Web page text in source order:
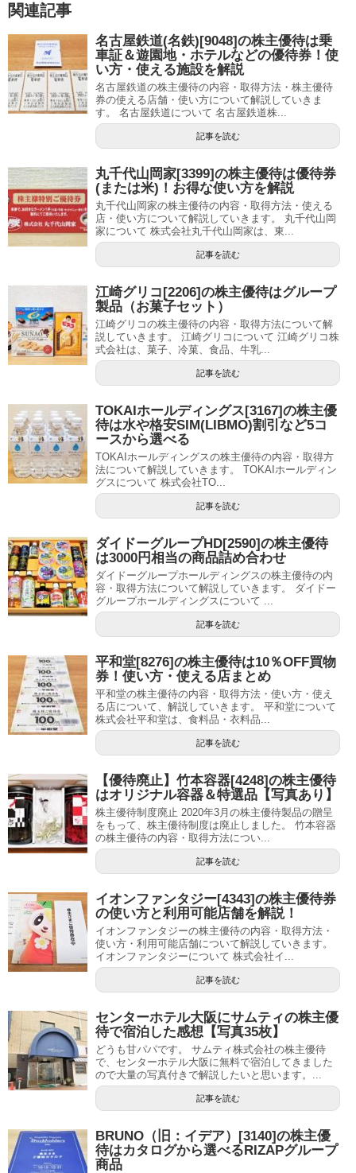
関連記事
名古屋鉄道(名鉄)[9048]の株主優待は乗
車証＆遊園地・ホテルなどの優待券！使
い方・使える施設を解説
名古屋鉄道の株主優待の内容・取得方法・株主優待
券の使える店舗・使い方について解説していきま
す。 名古屋鉄道について 名古屋鉄道株...
記事を読む
丸千代山岡家[3399]の株主優待は優待券
(または米)！お得な使い方を解説
丸千代山岡家の株主優待の内容・取得方法・使える
店・使い方について解説していきます。 丸千代山岡
家について 株式会社丸千代山岡家は、東...
記事を読む
江崎グリコ[2206]の株主優待はグループ
製品（お菓子セット）
江崎グリコの株主優待の内容・取得方法について解
説していきます。 江崎グリコについて 江崎グリコ株
式会社は、菓子、冷菓、食品、牛乳...
記事を読む
TOKAIホールディングス[3167]の株主優
待は水や格安SIM(LIBMO)割引など5コ
ースから選べる
TOKAIホールディングスの株主優待の内容・取得方
法について解説していきます。 TOKAIホールディン
グスについて 株式会社TO...
記事を読む
ダイドーグループHD[2590]の株主優待
は3000円相当の商品詰め合わせ
ダイドーグループホールディングスの株主優待の内
容・取得方法について解説していきます。 ダイドー
グループホールディングスについて ...
記事を読む
平和堂[8276]の株主優待は10％OFF買物
券！使い方・使える店まとめ
平和堂の株主優待の内容・取得方法・使い方・使え
る店について、解説していきます。 平和堂について
株式会社平和堂は、食料品・衣料品...
記事を読む
【優待廃止】竹本容器[4248]の株主優待
はオリジナル容器＆特選品【写真あり】
株主優待制度廃止 2020年3月の株主優待製品の贈呈
をもって、株主優待制度は廃止しました。 竹本容器
の株主優待の内容・取得方法につい...
記事を読む
イオンファンタジー[4343]の株主優待券
の使い方と利用可能店舗を解説！
イオンファンタジーの株主優待の内容・取得方法・
使い方・利用可能店舗について解説していきます。
イオンファンタジーについて 株式会社イ...
記事を読む
センターホテル大阪にサムティの株主優
待で宿泊した感想【写真35枚】
どうも甘パパです。 サムティ株式会社の株主優待
で、センターホテル大阪に無料で宿泊してきました
ので大量の写真付きで解説したいと思います。...
記事を読む
BRUNO（旧：イデア）[3140]の株主優
待はカタログから選べるRIZAPグループ
商品